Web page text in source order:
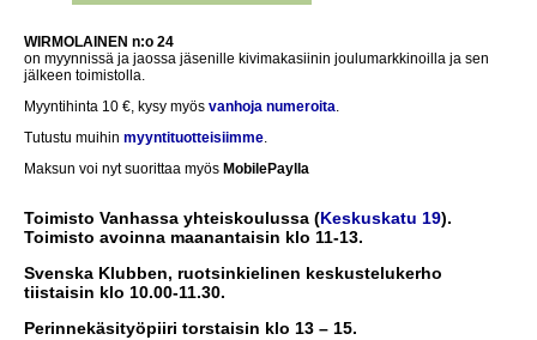
WIRMOLAINEN n:o 24
on myynnissä ja jaossa jäsenille kivimakasiinin joulumarkkinoilla ja sen
jälkeen toimistolla.
Myyntihinta 10 €, kysy myös vanhoja numeroita.
Tutustu muihin myyntituotteisiimme.
Maksun voi nyt suorittaa myös MobilePaylla
Toimisto Vanhassa yhteiskoulussa (Keskuskatu 19).
Toimisto avoinna maanantaisin klo 11-13.
Svenska Klubben, ruotsinkielinen keskustelukerho
tiistaisin klo 10.00-11.30.
Perinnekäsityöpiiri torstaisin klo 13 – 15.